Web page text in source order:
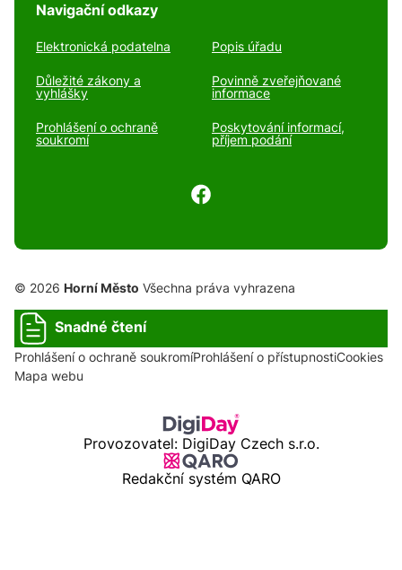
Navigační odkazy
Elektronická podatelna Popis úřadu
Důležité zákony a
vyhlášky
Povinně zveřejňované
informace
Prohlášení o ochraně
soukromí
Poskytování informací,
příjem podání
© 2026 Horní Město Všechna práva vyhrazena
Snadné čtení
Prohlášení o ochraně soukromíProhlášení o přístupnostiCookies
Mapa webu
Provozovatel: DigiDay Czech s.r.o.
Redakční systém QARO